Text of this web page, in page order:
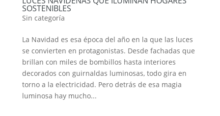
SOSTENIBLES
Sin categoría
La Navidad es esa época del año en la que las luces
se convierten en protagonistas. Desde fachadas que
brillan con miles de bombillos hasta interiores
decorados con guirnaldas luminosas, todo gira en
torno a la electricidad. Pero detrás de esa magia
luminosa hay mucho...